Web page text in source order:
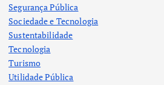
Segurança Pública
Sociedade e Tecnologia
Sustentabilidade
Tecnologia
Turismo
Utilidade Pública